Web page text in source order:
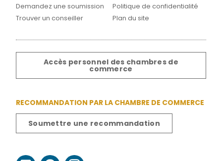
Demandez une soumission
Trouver un conseiller
Politique de confidentialité
Plan du site
Accès personnel des chambres de
commerce
RECOMMANDATION PAR LA CHAMBRE DE COMMERCE
Soumettre une recommandation